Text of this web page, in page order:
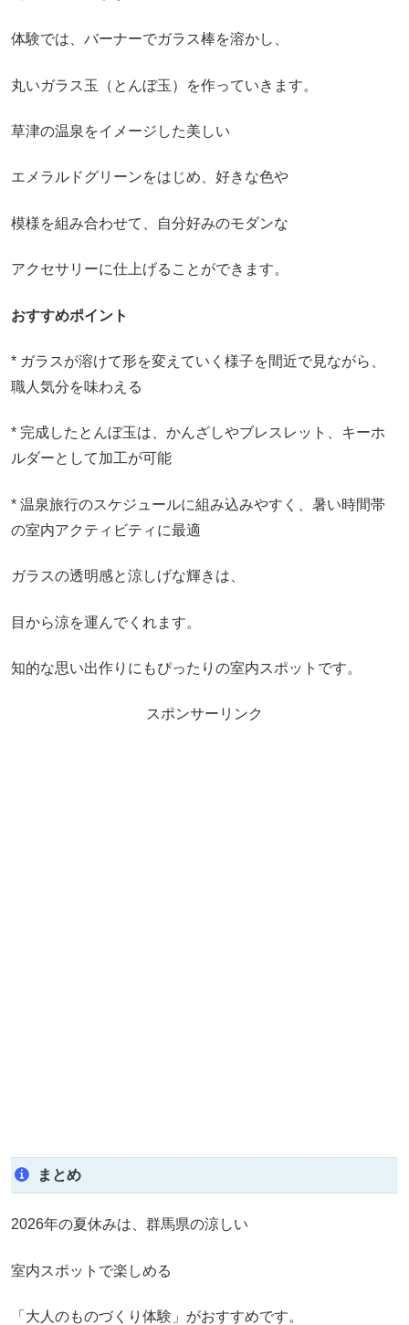
体験では、バーナーでガラス棒を溶かし、
丸いガラス玉（とんぼ玉）を作っていきます。
草津の温泉をイメージした美しい
エメラルドグリーンをはじめ、好きな色や
模様を組み合わせて、自分好みのモダンな
アクセサリーに仕上げることができます。
おすすめポイント
* ガラスが溶けて形を変えていく様子を間近で見ながら、
職人気分を味わえる
* 完成したとんぼ玉は、かんざしやブレスレット、キーホ
ルダーとして加工が可能
* 温泉旅行のスケジュールに組み込みやすく、暑い時間帯
の室内アクティビティに最適
ガラスの透明感と涼しげな輝きは、
目から涼を運んでくれます。
知的な思い出作りにもぴったりの室内スポットです。
スポンサーリンク
まとめ
2026年の夏休みは、群馬県の涼しい
室内スポットで楽しめる
「大人のものづくり体験」がおすすめです。